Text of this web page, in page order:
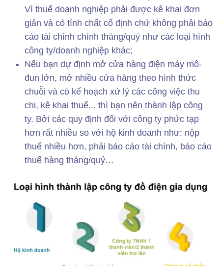
Vì thuế doanh nghiệp phải được kê khai đơn
giản và có tính chất cố định chứ không phải báo
cáo tài chính chính tháng/quý như các loại hình
công ty/doanh nghiệp khác;
Nếu bạn dự định mở cửa hàng điện máy mô-
đun lớn, mở nhiều cửa hàng theo hình thức
chuỗi và có kế hoạch xử lý các công việc thu
chi, kê khai thuế... thì bạn nên thành lập công
ty. Bởi các quy định đối với công ty phức tạp
hơn rất nhiều so với hộ kinh doanh như: nộp
thuế nhiều hơn, phải báo cáo tài chính, báo cáo
thuế hàng tháng/quý…